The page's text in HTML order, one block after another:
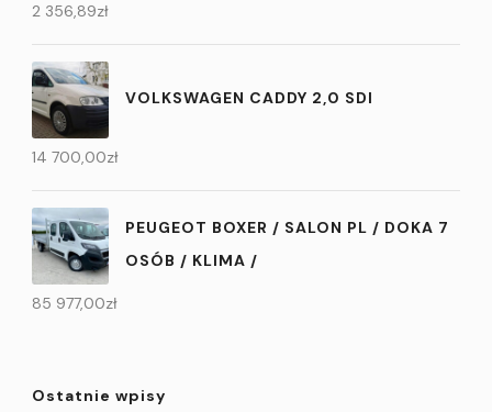
2 356,89zł
VOLKSWAGEN CADDY 2,0 SDI
14 700,00zł
PEUGEOT BOXER / SALON PL / DOKA 7
OSÓB / KLIMA /
85 977,00zł
Ostatnie wpisy